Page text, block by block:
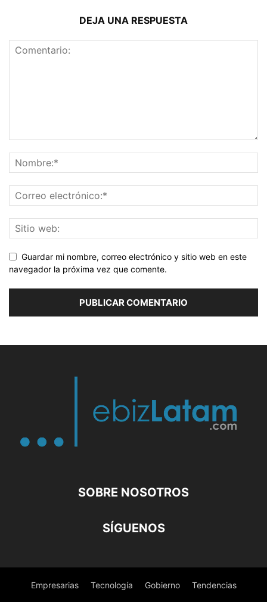
DEJA UNA RESPUESTA
Guardar mi nombre, correo electrónico y sitio web en este
navegador la próxima vez que comente.
SOBRE NOSOTROS
SÍGUENOS
Empresarias Tecnología Gobierno Tendencias